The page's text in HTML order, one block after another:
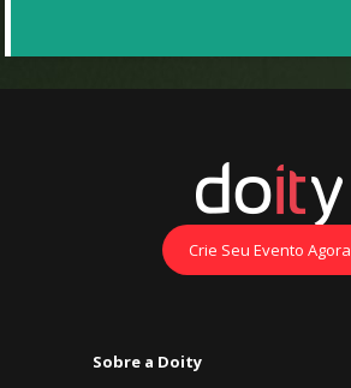
Crie Seu Evento Agora
Sobre a Doity